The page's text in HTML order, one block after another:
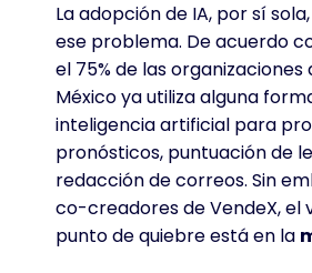
La adopción de IA, por sí
ese problema. De acuerdo
el 75% de las
México ya utiliza alguna
inteligencia artificial para
pronósticos, puntuación de
redacción de correos. Sin
co-creadores de VendeX, el
punto de quiebre está en la